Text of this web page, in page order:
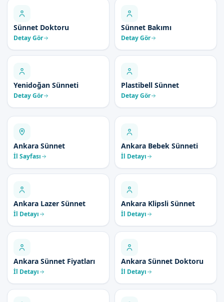
Sünnet Doktoru
Detay Gör
Sünnet Bakımı
Detay Gör
Yenidoğan Sünneti
Detay Gör
Plastibell Sünnet
Detay Gör
Ankara Sünnet
İl Sayfası
Ankara Bebek Sünneti
İl Detayı
Ankara Lazer Sünnet
İl Detayı
Ankara Klipsli Sünnet
İl Detayı
Ankara Sünnet Fiyatları
İl Detayı
Ankara Sünnet Doktoru
İl Detayı